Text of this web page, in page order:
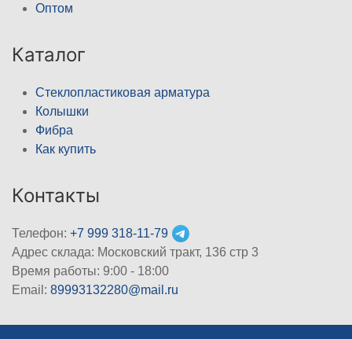
Оптом
Каталог
Стеклопластиковая арматура
Колышки
Фибра
Как купить
Контакты
Телефон: +7 999 318-11-79
Адрес склада: Московский тракт, 136 стр 3
Время работы: 9:00 - 18:00
Email: 89993132280@mail.ru